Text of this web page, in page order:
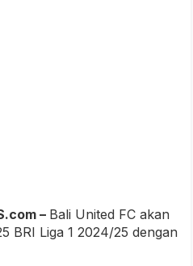
– Bali United FC akan
BRI Liga 1 2024/25 dengan